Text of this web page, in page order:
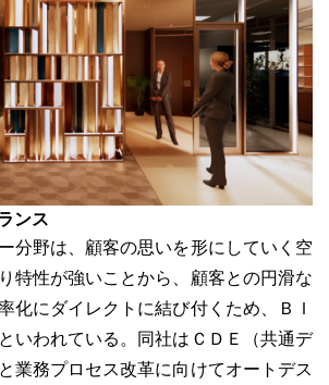
ンス
分野は、顧客の思いを形にしていく空
特性が強いことから、顧客との円滑な
化にダイレクトに結び付くため、ＢＩ
いわれている。同社はＣＤＥ（共通デ
業務プロセス改革に向けてオートデス